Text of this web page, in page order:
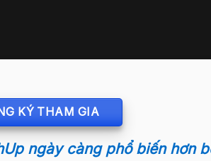
KÝ THAM GIA
ngày càng phổ biến hơn